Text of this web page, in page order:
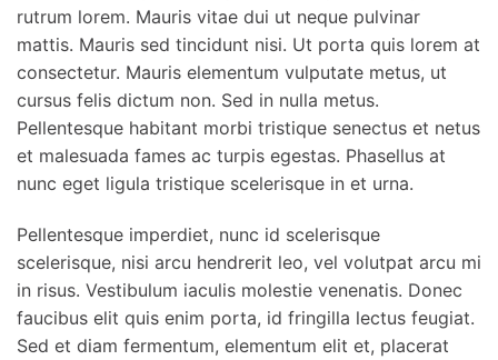
rutrum lorem. Mauris vitae dui ut neque pulvinar
mattis. Mauris sed tincidunt nisi. Ut porta quis lorem at
consectetur. Mauris elementum vulputate metus, ut
cursus felis dictum non. Sed in nulla metus.
Pellentesque habitant morbi tristique senectus et netus
et malesuada fames ac turpis egestas. Phasellus at
nunc eget ligula tristique scelerisque in et urna.
Pellentesque imperdiet, nunc id scelerisque
scelerisque, nisi arcu hendrerit leo, vel volutpat arcu mi
in risus. Vestibulum iaculis molestie venenatis. Donec
faucibus elit quis enim porta, id fringilla lectus feugiat.
Sed et diam fermentum, elementum elit et, placerat